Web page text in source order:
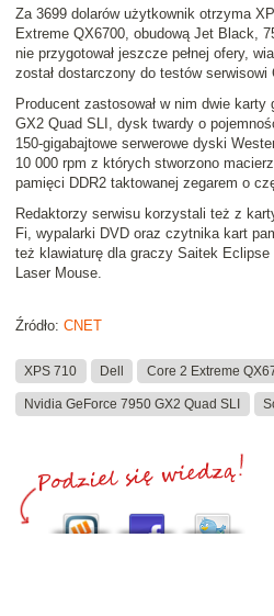
Za 3699 dolarów użytkownik otrzyma
Extreme QX6700, obudową Jet Black,
nie przygotował jeszcze pełnej ofery,
został dostarczony do testów serwisowi
Producent zastosował w nim dwie
GX2 Quad SLI, dysk twardy o
150-gigabajtowe serwerowe dyski
10 000 rpm z których stworzono
pamięci DDR2 taktowanej zegarem o
Redaktorzy serwisu korzystali też z
Fi, wypalarki DVD oraz czytnika kart
też klawiaturę dla graczy Saitek
Laser Mouse.
Źródło: CNET
XPS 710 Dell Core 2 Extreme
Nvidia GeForce 7950 GX2 Quad SLI